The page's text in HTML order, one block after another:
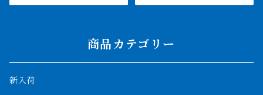
151 アグスファーム
商品カテゴリー
新入荷